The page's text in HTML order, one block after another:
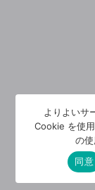
よりよいサ
Cookie を使
の使
同意